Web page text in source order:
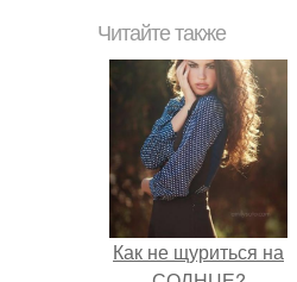
Читайте также
Как не щуриться на